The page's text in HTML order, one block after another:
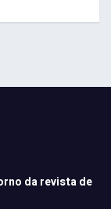
da revista de